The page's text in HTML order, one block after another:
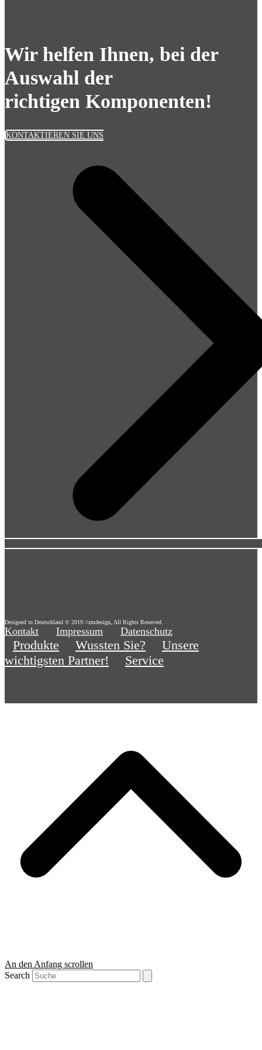
Wir helfen Ihnen, bei der
Auswahl der
richtigen Komponenten!
KONTAKTIEREN SIE UNS
Designed in Deutschland © 2019 //zmdesign, All Rights Reserved.
Kontakt Impressum Datenschutz
Produkte Wussten Sie?
Unsere
wichtigsten Partner!
Service
An den Anfang scrollen
Search